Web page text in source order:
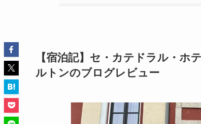
【宿泊記】セ・カテドラル・
ルトンのブログレビュー